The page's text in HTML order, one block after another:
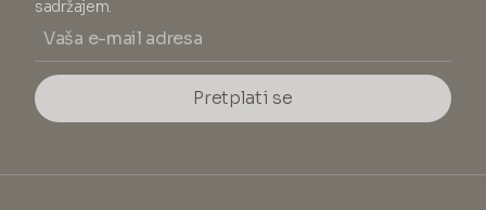
sadržajem.
Pretplati se